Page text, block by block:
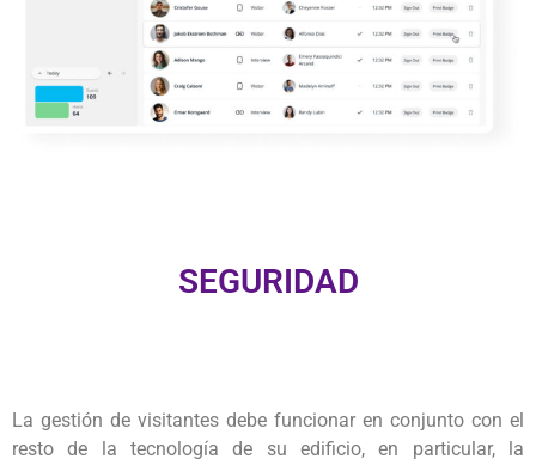
SEGURIDAD
La gestión de visitantes debe funcionar en conjunto con el
resto de la tecnología de su edificio, en particular, la